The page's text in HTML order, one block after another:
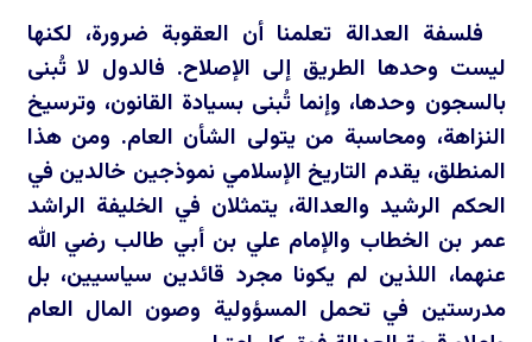
فلسفة العدالة تعلمنا أن العقوبة ضرورة، لكنها
ليست وحدها الطريق إلى الإصلاح. فالدول لا تُبنى
بالسجون وحدها، وإنما تُبنى بسيادة القانون، وترسيخ
النزاهة، ومحاسبة من يتولى الشأن العام. ومن هذا
المنطلق، يقدم التاريخ الإسلامي نموذجين خالدين في
الحكم الرشيد والعدالة، يتمثلان في الخليفة الراشد
عمر بن الخطاب والإمام علي بن أبي طالب رضي الله
عنهما، اللذين لم يكونا مجرد قائدين سياسيين، بل
مدرستين في تحمل المسؤولية وصون المال العام